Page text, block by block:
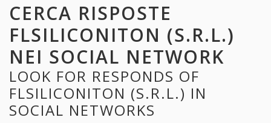
CERCA RISPOSTE
FLSILICONITON (S.R.L.)
NEI SOCIAL NETWORK
LOOK FOR RESPONDS OF
FLSILICONITON (S.R.L.) IN
SOCIAL NETWORKS